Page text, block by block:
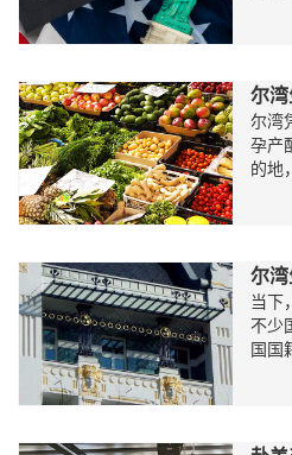
希
尔湾
孕产
的地
前
当下
不少
国国
的